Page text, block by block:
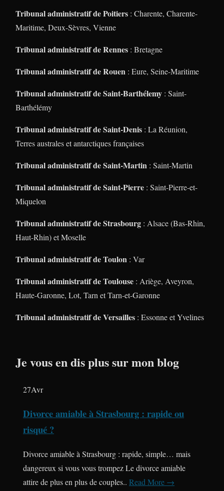
Tribunal administratif de Poitiers : Charente, Charente-
Maritime, Deux-Sèvres, Vienne
Tribunal administratif de Rennes : Bretagne
Tribunal administratif de Rouen : Eure, Seine-Maritime
Tribunal administratif de Saint-Barthélemy : Saint-
Barthélémy
Tribunal administratif de Saint-Denis : La Réunion,
Terres australes et antarctiques françaises
Tribunal administratif de Saint-Martin : Saint-Martin
Tribunal administratif de Saint-Pierre : Saint-Pierre-et-
Miquelon
Tribunal administratif de Strasbourg : Alsace (Bas-Rhin,
Haut-Rhin) et Moselle
Tribunal administratif de Toulon : Var
Tribunal administratif de Toulouse : Ariège, Aveyron,
Haute-Garonne, Lot, Tarn et Tarn-et-Garonne
Tribunal administratif de Versailles : Essonne et Yvelines
Je vous en dis plus sur mon blog
27Avr
Divorce amiable à Strasbourg : rapide ou
risqué ?
Divorce amiable à Strasbourg : rapide, simple… mais
dangereux si vous vous trompez Le divorce amiable
attire de plus en plus de couples.. Read More →